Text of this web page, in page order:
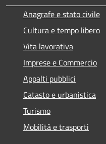
Anagrafe e stato civile
Cultura e tempo libero
Vita lavorativa
Imprese e Commercio
Appalti pubblici
Catasto e urbanistica
Turismo
Mobilità e trasporti